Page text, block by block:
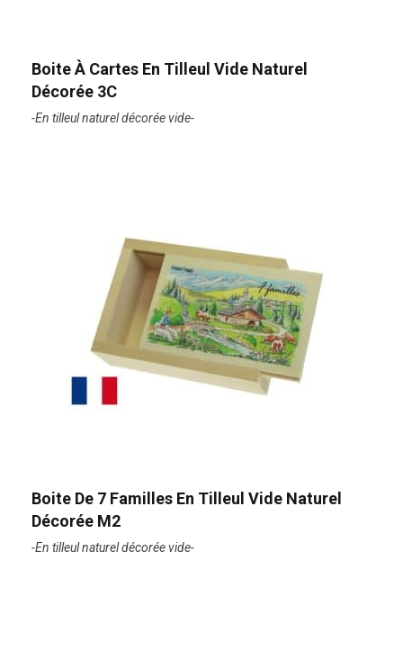
Boite À Cartes En Tilleul Vide Naturel
Décorée 3C
-En tilleul naturel décorée vide-
Boite De 7 Familles En Tilleul Vide Naturel
Décorée M2
-En tilleul naturel décorée vide-